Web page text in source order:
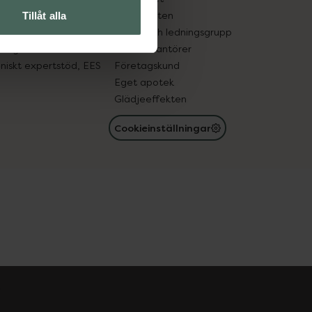
Tillåt alla
in gammal medicin
expertstöd, EES
Samarbeten
Ägare och ledningsgrupp
För leverantörer
Företagskund
Eget apotek
Glädjeeffekten
Cookieinställningar